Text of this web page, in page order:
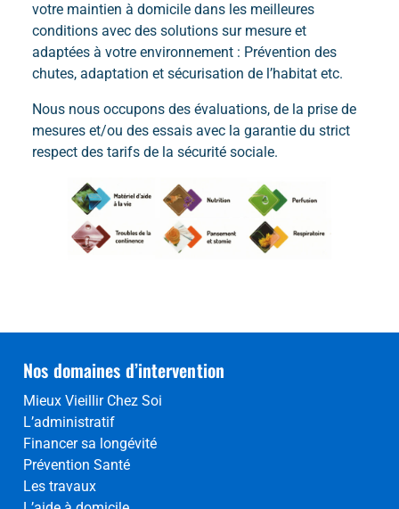
votre maintien à domicile dans les meilleures
conditions avec des solutions sur mesure et
adaptées à votre environnement : Prévention des
chutes, adaptation et sécurisation de l’habitat etc.
Nous nous occupons des évaluations, de la prise de
mesures et/ou des essais avec la garantie du strict
respect des tarifs de la sécurité sociale.
Nos domaines d’intervention
Mieux Vieillir Chez Soi
L’administratif
Financer sa longévité
Prévention Santé
Les travaux